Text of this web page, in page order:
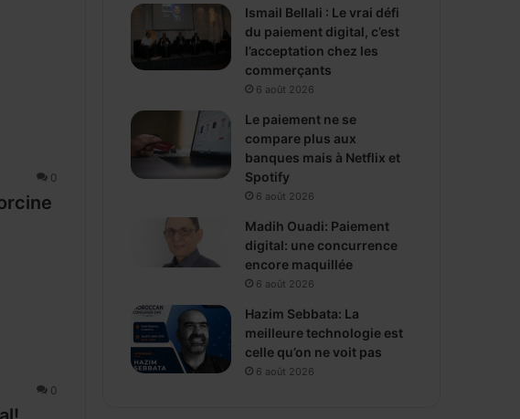
0
0
Ismail Bellali : Le vrai défi
du paiement digital, c’est
l’acceptation chez les
commerçants
6 août 2026
Le paiement ne se
compare plus aux
banques mais à Netflix et
Spotify
6 août 2026
Madih Ouadi: Paiement
digital: une concurrence
encore maquillée
6 août 2026
Hazim Sebbata: La
meilleure technologie est
celle qu’on ne voit pas
6 août 2026